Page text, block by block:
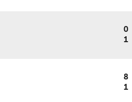
0
1
8
1